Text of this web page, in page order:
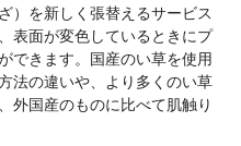
）を新しく張替えるサービス
表面が変色しているときにプ
できます。国産のい草を使用
法の違いや、より多くのい草
外国産のものに比べて肌触り